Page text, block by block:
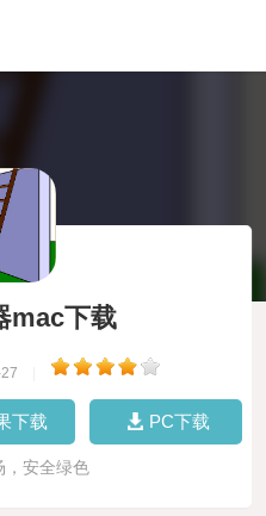
mac下载
下载 PC下载
，安全绿色